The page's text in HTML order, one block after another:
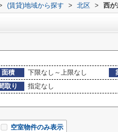
(賃貸)地域から探す > 北区 > 西が
面積 下限なし～上限なし
取り
指定なし
空室物件のみ表示